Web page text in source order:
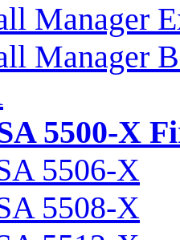
Manager
Manager
5500-X
5506-X
5508-X